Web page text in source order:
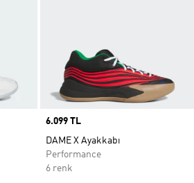
Price
6.099 TL
DAME X Ayakkabı
Performance
6 renk